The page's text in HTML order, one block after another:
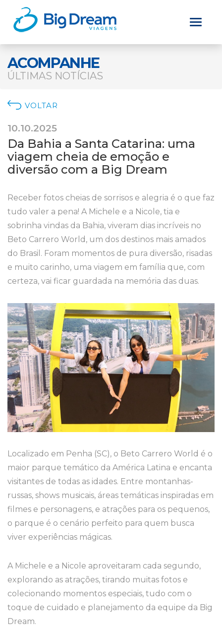
ACOMPANHE
ÚLTIMAS NOTÍCIAS
VOLTAR
10.10.2025
Da Bahia a Santa Catarina: uma
viagem cheia de emoção e
diversão com a Big Dream
Receber fotos cheias de sorrisos e alegria é o que faz
tudo valer a pena! A Michele e a Nicole, tia e
sobrinha vindas da Bahia, viveram dias incríveis no
Beto Carrero World, um dos destinos mais amados
do Brasil. Foram momentos de pura diversão, risadas
e muito carinho, uma viagem em família que, com
certeza, vai ficar guardada na memória das duas.
Localizado em Penha (SC), o Beto Carrero World é o
maior parque temático da América Latina e encanta
visitantes de todas as idades. Entre montanhas-
russas, shows musicais, áreas temáticas inspiradas em
filmes e personagens, e atrações para os pequenos,
o parque é o cenário perfeito para quem busca
viver experiências mágicas.
A Michele e a Nicole aproveitaram cada segundo,
explorando as atrações, tirando muitas fotos e
colecionando momentos especiais, tudo com o
toque de cuidado e planejamento da equipe da Big
Dream.